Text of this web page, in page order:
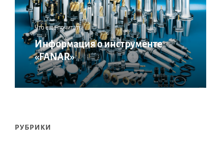
Что еще почитать:
Информация о инструменте
«FANAR»
РУБРИКИ